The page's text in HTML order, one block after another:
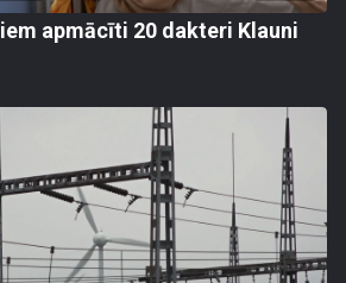
apmācīti 20 dakteri Klauni